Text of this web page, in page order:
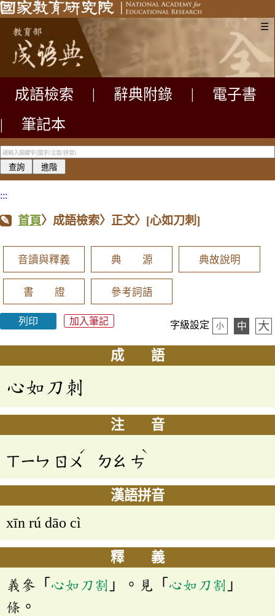
☰
成語檢索 辭典附錄
電子書
|
筆記本
:::
首頁〉成語檢索〉正文〉 [心如刀刺]
音讀與釋義 典 源 典故說明
書 證 參考詞語
列印 加入筆記 字級設定 小 中 大
成 語
心如刀刺
注 音
ㄒㄧㄣ ㄖㄨ
ˊ
ㄉㄠ ㄘ
ˋ
漢語拼音
xīn rú dāo cì
釋 義
義參「 心如刀割 」。見「 心如刀割 」
條。